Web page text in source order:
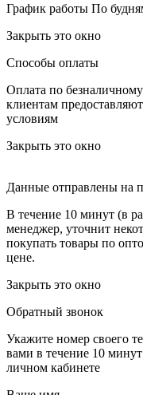
График работы По
Закрыть это окно
Способы оплаты
Оплата по
клиентам
условиям
Закрыть это окно
Данные отправлены на
В течение 10 минут (в
менеджер, уточнит
покупать товары по
цене.
Закрыть это окно
Обратный звонок
Укажите номер своего
вами в течение 10
личном кабинете